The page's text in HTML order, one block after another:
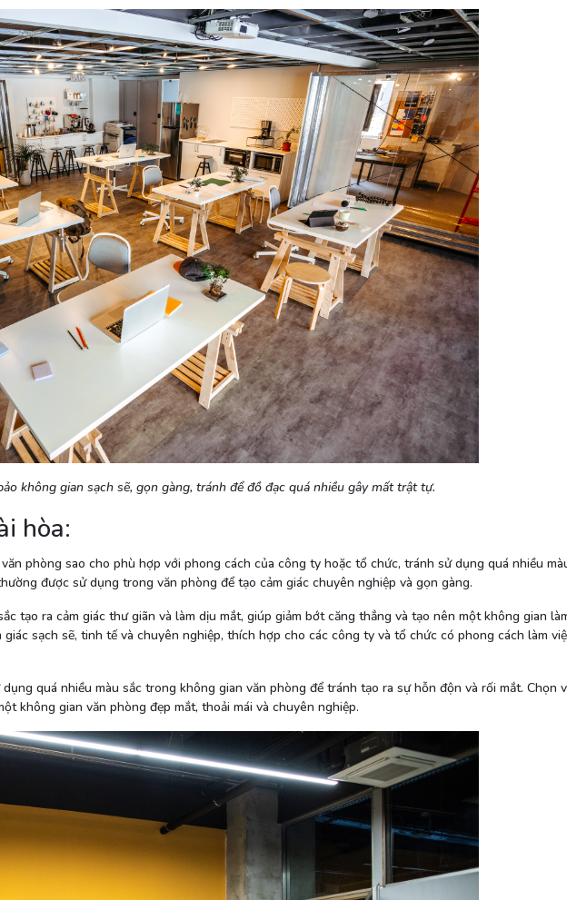
không gian sạch sẽ, gọn gàng, tránh để đồ đạc quá nhiều gây mất trật tự.
hòa:
phòng sao cho phù hợp với phong cách của công ty hoặc tổ chức, tránh sử dụng quá nhiều
được sử dụng trong văn phòng để tạo cảm giác chuyên nghiệp và gọn gàng.
tạo ra cảm giác thư giãn và làm dịu mắt, giúp giảm bớt căng thẳng và tạo nên một không gian
giác sạch sẽ, tinh tế và chuyên nghiệp, thích hợp cho các công ty và tổ chức có phong cách làm
quá nhiều màu sắc trong không gian văn phòng để tránh tạo ra sự hỗn độn và rối mắt. Chọn
không gian văn phòng đẹp mắt, thoải mái và chuyên nghiệp.